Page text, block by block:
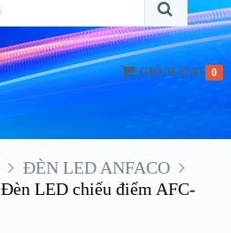
GIỎ HÀNG 0
ĐÈN LED ANFACO
Đèn LED chiếu điểm AFC-